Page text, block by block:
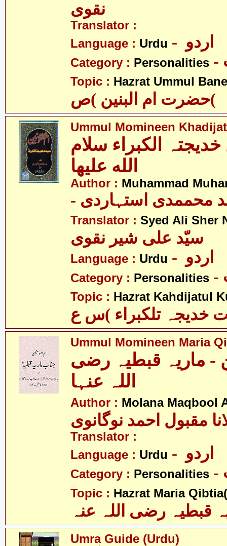
نقوی
Translator :
Language : Urdu
Category : Personalities
Topic : Hazrat Ummul
حضرت ام البنین )ص(
Ummul Momineen
خدیجتہ الکبراء سلام
Author : Muhammad
محممدی استہاردی
Translator : Syed Ali Sher
سیّد علی شیر نقوی
Language : Urdu
Category : Personalities
Topic : Hazrat Kahdijatul
Ummul Momineen Maria
- ماریہ قبطیہ رضی
اللہ عنہا
Author : Molana Maqbool
مقبول احمد نوگانوی
Translator :
Language : Urdu
Category : Personalities
Topic : Hazrat Maria
قبطیہ رضی اللہ عنہ
Umra Guide (Urdu)